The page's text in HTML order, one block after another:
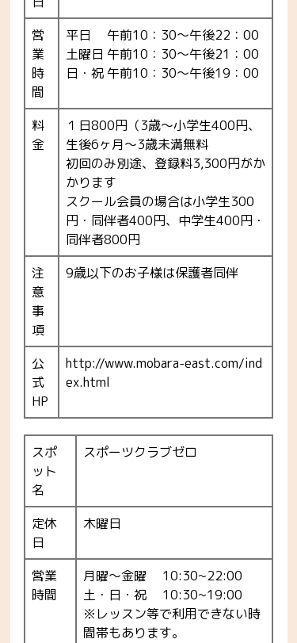
営
業
時
間
平日 午前10：30～午後22：00
土曜日 午前10：30～午後21：00
日・祝 午前10：30～午後19：00
料
金
１日800円（3歳〜小学生400円、
生後6ヶ月〜3歳未満無料
初回のみ別途、登録料3,300円がか
かります
スクール会員の場合は小学生300
円・同伴者400円、中学生400円・
同伴者800円
注
意
事
項
9歳以下のお子様は保護者同伴
公
式
HP
http://www.mobara-east.com/ind
ex.html
スポ
ット
名
スポーツクラブゼロ
定休
日
木曜日
営業
時間
月曜～金曜 10:30~22:00
土・日・祝 10:30~19:00
※レッスン等で利用できない時
間帯もあります。